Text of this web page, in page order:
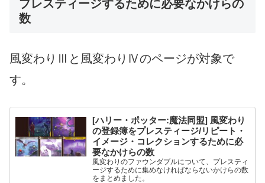
プレスティージするために必要なかけらの
数
風変わりⅢと風変わりⅣのページが対象で
す。
[ハリー・ポッター:魔法同盟] 風変わり
の登録簿をプレスティージ/リピート・
イメージ・コレクションするために必
要なかけらの数
風変わりのファウンダブルについて、プレスティ
ージするために集めなければならないかけらの数
をまとめました。